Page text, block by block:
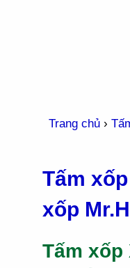
Trang chủ›
Tấm
xốp
Tấm xốp